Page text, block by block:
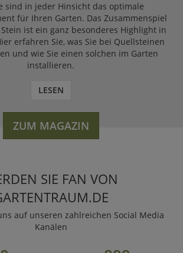
sind in jeder Hinsicht das optimale
für Ihren Garten. Das Zusammenspiel
ist ein ganz besonderes Highlight in
erfahren Sie, was Sie bei Quellsteinen
und wie Sie einen solchen im Garten
installieren.
LESEN
ZUM MAGAZIN
SIE FAN VON
auf unseren zahlreichen Social Media
Kanälen